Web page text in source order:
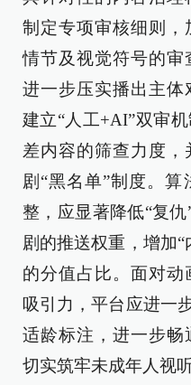
制定专项审核细则，
情节及视觉符号的审
进一步压实播出主体
建立“人工+AI”双审
差内容的筛查力度，
剧“黑名单”制度。
整，应显著降低“复仇
剧的推送权重，增加
的分值占比。面对动
吸引力，平台应进一
适龄标注，进一步畅
切实筑牢未成年人视